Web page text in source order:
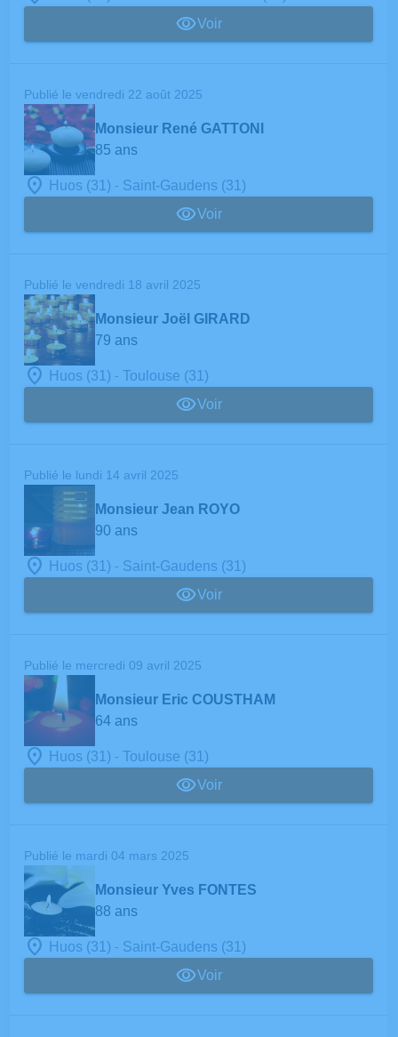
Voir
Publié le vendredi 22 août 2025
Monsieur René GATTONI
85 ans
Huos (31) - Saint-Gaudens (31)
Voir
Publié le vendredi 18 avril 2025
Monsieur Joël GIRARD
79 ans
Huos (31) -Toulouse (31)
Voir
Publié le lundi 14 avril 2025
Monsieur Jean ROYO
90 ans
Huos (31) - Saint-Gaudens (31)
Voir
Publié le mercredi 09 avril 2025
Monsieur Eric COUSTHAM
64 ans
Huos (31) -Toulouse (31)
Voir
Publié le mardi 04 mars 2025
Monsieur Yves FONTES
88 ans
Huos (31) - Saint-Gaudens (31)
Voir